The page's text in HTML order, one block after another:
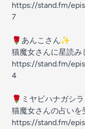
https://stand.fm/
7
🌹あんこさん✨
猫魔女さんに星読
https://stand.fm/
4
🌹ミヤビハナガシ
猫魔女さんの占い
https://stand.fm/